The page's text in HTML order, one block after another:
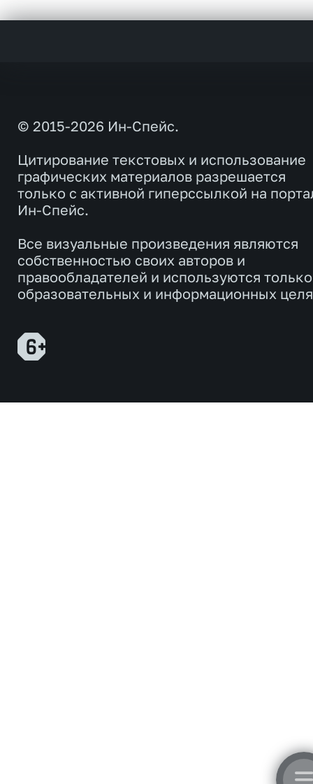
© 2015-2026 Ин-Спейс.
Цитирование текстовых и использование
графических материалов разрешается
только с активной гиперссылкой на
Ин-Спейс.
Все визуальные произведения являются
собственностью своих авторов и
правообладателей и используются
образовательных и информационных